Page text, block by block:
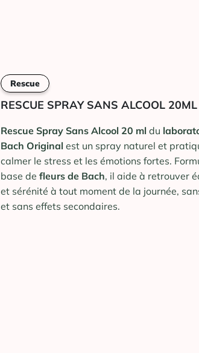
Rescue
RESCUE SPRAY SANS ALCOOL 20ML
Rescue Spray Sans Alcool 20 ml du
Bach Original est un spray naturel et
calmer le stress et les émotions fortes.
base defleurs de Bach, il aide à retrouver
et sérénité à tout moment de la journée,
et sans effets secondaires.